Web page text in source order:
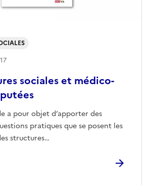
sociales et médico-
a pour objet d’apporter des
pratiques que se posent les
structures…